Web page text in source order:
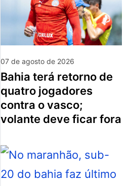
07 de agosto de 2026
bahia terá retorno de
quatro jogadores
contra o vasco;
volante deve ficar fora